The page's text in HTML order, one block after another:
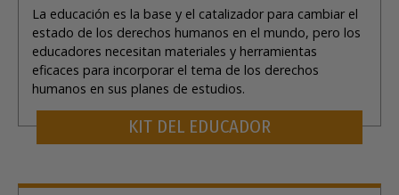
La educación es la base y el catalizador para cambiar el
estado de los derechos humanos en el mundo, pero los
educadores necesitan materiales y herramientas
eficaces para incorporar el tema de los derechos
humanos en sus planes de estudios.
KIT DEL EDUCADOR